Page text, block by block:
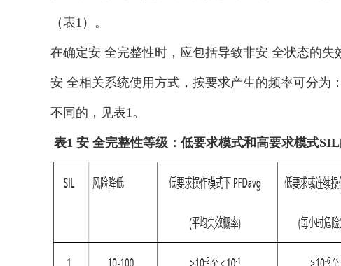
（表1）。
在确定安 全完整性时，应包括导致非安 全状态的失
安 全相关系统使用方式，按要求产生的频率可分为
不同的，见表1。
表1 安 全完整性等级：低要求模式和高要求模式